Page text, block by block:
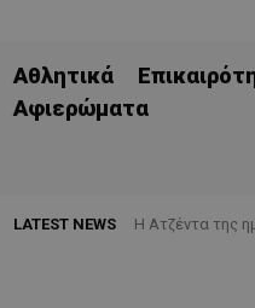
Αθλητικά
Aφιερώματα
LATEST NEWS Η Ατζέντα της
Ένας Γκιέ